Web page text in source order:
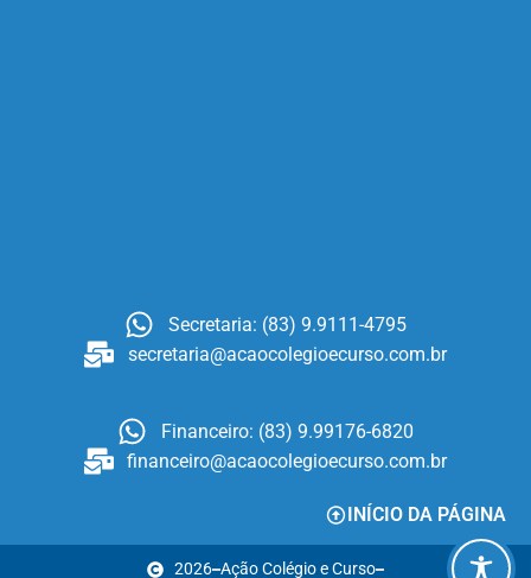
Secretaria: (83) 9.9111-4795
secretaria@acaocolegioecurso.com.br
Financeiro: (83) 9.99176-6820
financeiro@acaocolegioecurso.com.br
INÍCIO DA PÁGINA
2026 Ação Colégio e Curso